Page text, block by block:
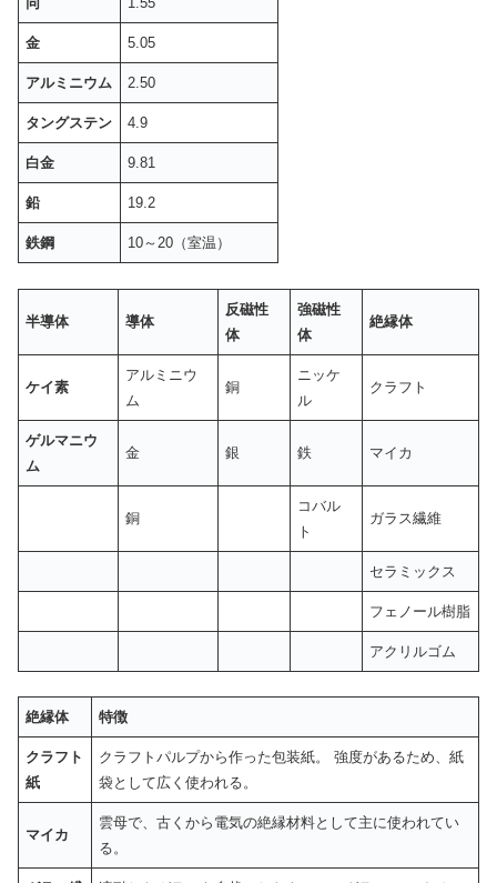
金 5.05
アルミニウム 2.50
タングステン 4.9
白金 9.81
鉛 19.2
鉄鋼 10～20（室温）
半導体 導体
反磁性
体
強磁性
体
絶縁体
ケイ素
アルミニウ
ム
銅
ニッケ
ル
クラフト
ゲルマニウ
ム
金 銀 鉄 マイカ
銅
コバル
ト
ガラス繊維
セラミックス
フェノール樹脂
アクリルゴム
絶縁体 特徴
クラフト
紙
クラフトパルプから作った包装紙。 強度があるため、紙
袋として広く使われる。
マイカ
雲母で、古くから電気の絶縁材料として主に使われてい
る。